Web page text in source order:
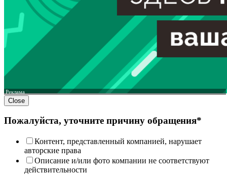
Реклама
Close
Пожалуйста, уточните причину обращения*
Контент, представленный компанией, нарушает
авторские права
Описание и/или фото компании не соответствуют
действительности